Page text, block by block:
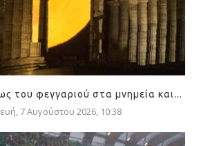
του φεγγαριού στα μνημεία και...
7 Αυγούστου 2026, 10:38